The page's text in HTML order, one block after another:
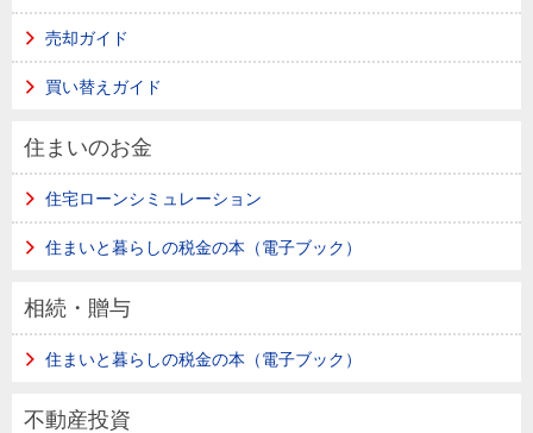
売却ガイド
買い替えガイド
住まいのお金
住宅ローンシミュレーション
住まいと暮らしの税金の本（電子ブック）
相続・贈与
住まいと暮らしの税金の本（電子ブック）
不動産投資